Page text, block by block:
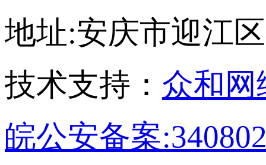
地址:安庆市迎江
技术支持： 众和网
皖公安备案